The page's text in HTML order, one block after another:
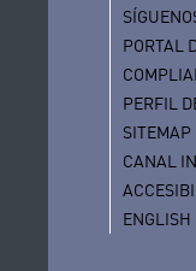
PORTAL
PERFIL
SITEMAP
CANAL
ENGLISH